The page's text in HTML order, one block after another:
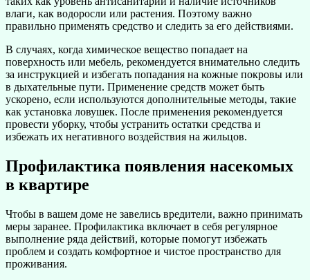
влаги, как водоросли или растения. Поэтому важно
правильно применять средство и следить за его действиями.
В случаях, когда химическое вещество попадает на
поверхность или мебель, рекомендуется внимательно следить
за инструкцией и избегать попадания на кожные покровы или
в дыхательные пути. Применение средств может быть
ускорено, если используются дополнительные методы, такие
как установка ловушек. После применения рекомендуется
провести уборку, чтобы устранить остатки средства и
избежать их негативного воздействия на жильцов.
Профилактика появления насекомых
в квартире
Чтобы в вашем доме не завелись вредители, важно принимать
меры заранее. Профилактика включает в себя регулярное
выполнение ряда действий, которые помогут избежать
проблем и создать комфортное и чистое пространство для
проживания.